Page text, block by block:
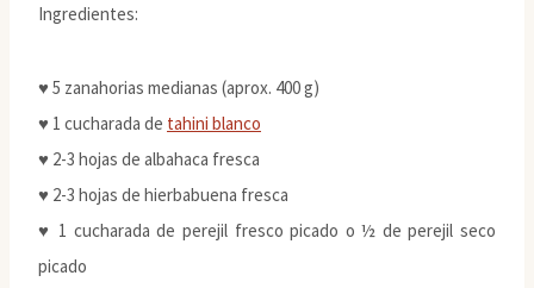
Ingredientes:
♥ 5 zanahorias medianas (aprox. 400 g)
♥ 1 cucharada de tahini blanco
♥ 2-3 hojas de albahaca fresca
♥ 2-3 hojas de hierbabuena fresca
♥ 1 cucharada de perejil fresco picado o ½ de perejil seco
picado